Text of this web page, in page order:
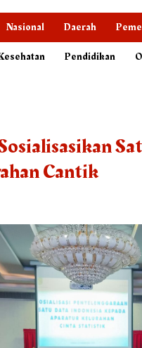
Nasional Daerah
Pendidikan
Cantik